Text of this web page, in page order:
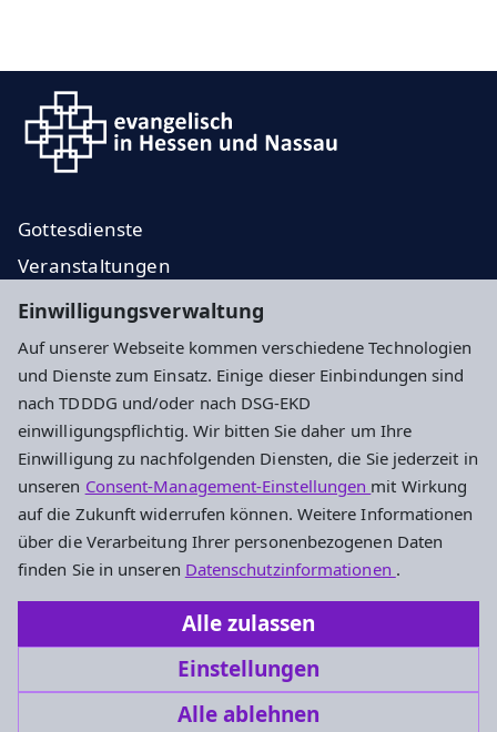
Einwilligungsverwaltung
Auf unserer Webseite kommen verschiedene Technologien
und Dienste zum Einsatz. Einige dieser Einbindungen sind
nach TDDDG und/oder nach DSG-EKD
einwilligungspflichtig. Wir bitten Sie daher um Ihre
Einwilligung zu nachfolgenden Diensten, die Sie jederzeit in
unseren Consent-Management-Einstellungen mit Wirkung
auf die Zukunft widerrufen können. Weitere Informationen
über die Verarbeitung Ihrer personenbezogenen Daten
finden Sie in unseren Datenschutzinformationen .
Alle zulassen
Einstellungen
Alle ablehnen
Gottesdienste
Veranstaltungen
Gemeindebrief
Über uns
Impressum Datenschutz Cookie-Einstellungen
Adresse
Ev. Kirchengemeinde Wöllstadt
Frankfurter Straße 31
61206 Wöllstadt
kirchengemeinde.woellstadt@ekhn.de